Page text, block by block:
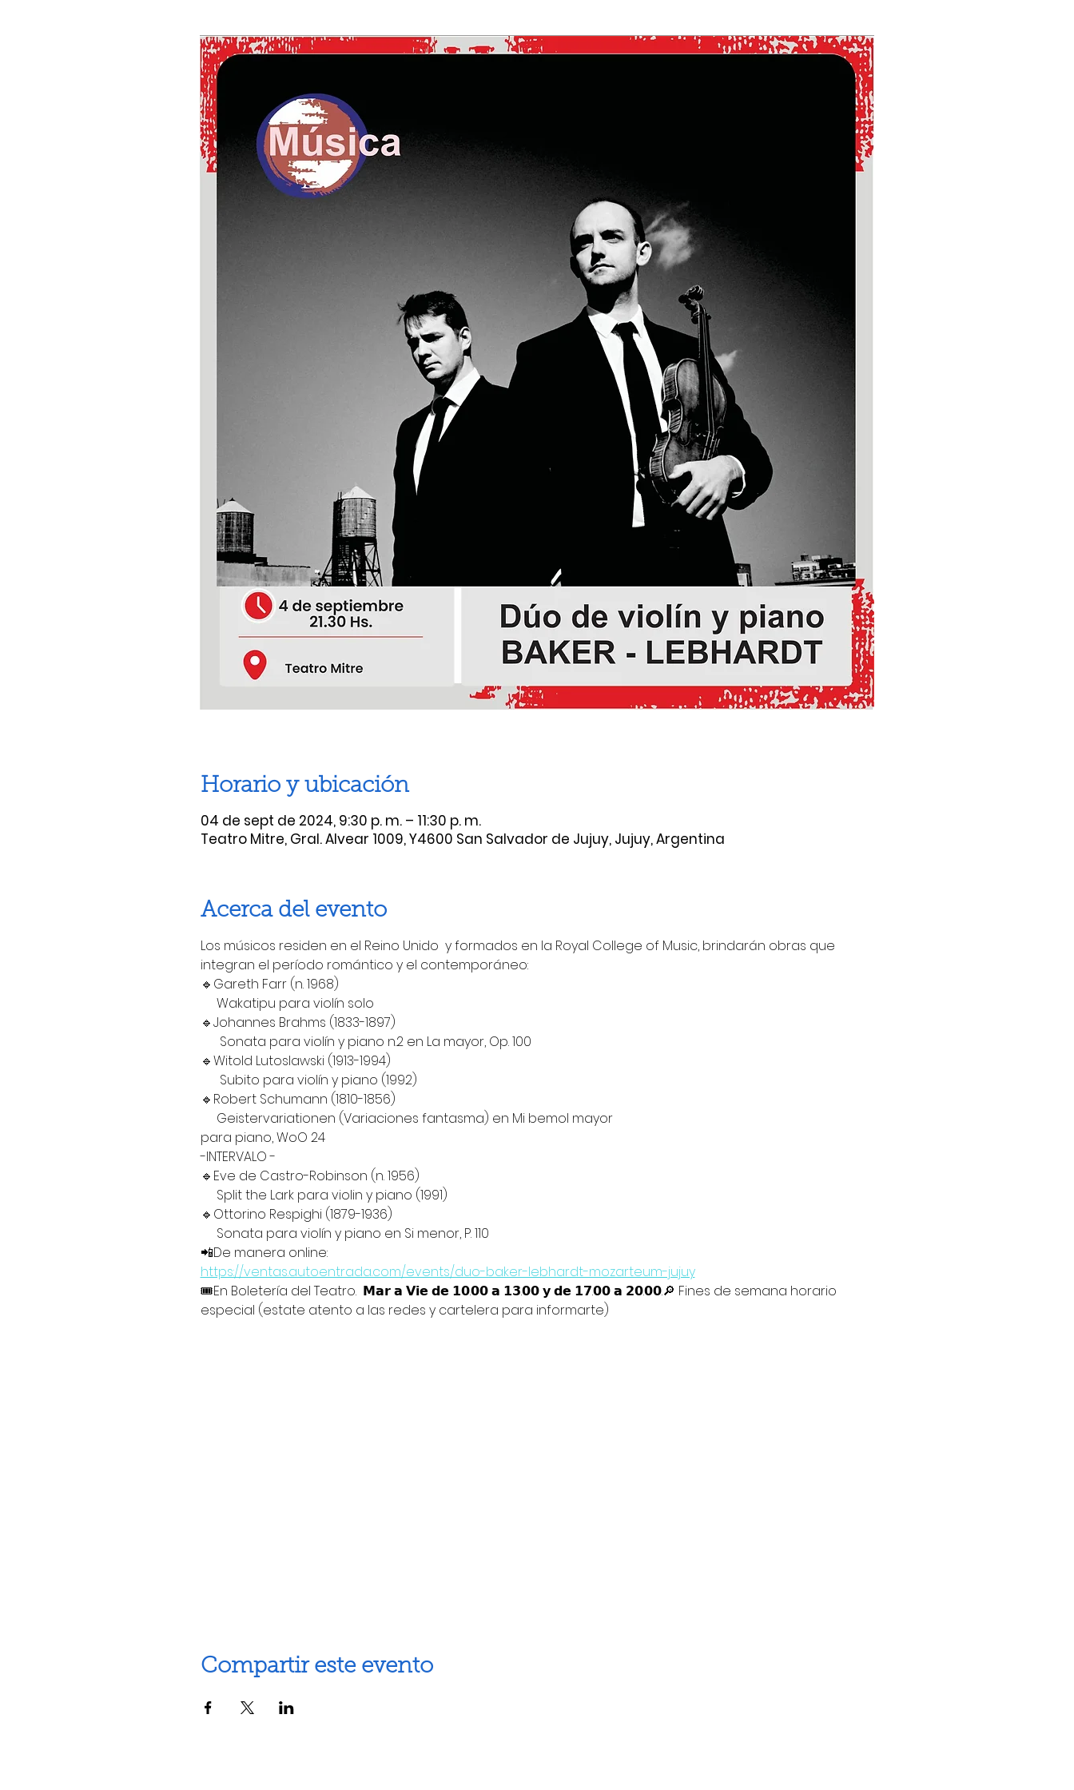
Horario y ubicación
04 de sept de 2024, 9:30 p. m. – 11:30 p. m.
Teatro Mitre, Gral. Alvear 1009, Y4600 San Salvador de Jujuy, Jujuy, Argentina
Acerca del evento
Los músicos residen en el Reino Unido  y formados en la Royal College of Music, brindarán obras que
integran el período romántico y el contemporáneo:
🔹️Gareth Farr (n. 1968)
     Wakatipu para violín solo
🔹️Johannes Brahms (1833-1897)
      Sonata para violín y piano n.2 en La mayor, Op. 100
🔹️Witold Lutoslawski (1913-1994)
      Subito para violín y piano (1992)
🔹️Robert Schumann (1810-1856)
     Geistervariationen (Variaciones fantasma) en Mi bemol mayor
para piano, WoO 24
-INTERVALO -
🔹️Eve de Castro-Robinson (n. 1956)
     Split the Lark para violin y piano (1991)
🔹️Ottorino Respighi (1879-1936)
     Sonata para violín y piano en Si menor, P. 110
📲De manera online:
https://ventas.autoentrada.com/events/duo-baker-lebhardt-mozarteum-jujuy
🎟En Boletería del Teatro.  𝗠𝗮𝗿 𝗮 𝗩𝗶𝗲 𝗱𝗲 𝟭𝟬.𝟬𝟬 𝗮 𝟭𝟯.𝟬𝟬 𝘆 𝗱𝗲 𝟭𝟳.𝟬𝟬 𝗮 𝟮𝟬.𝟬𝟬.🔎 Fines de semana horario
especial (estate atento a las redes y cartelera para informarte)
Compartir este evento